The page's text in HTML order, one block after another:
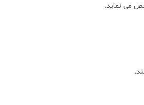
می نماید.